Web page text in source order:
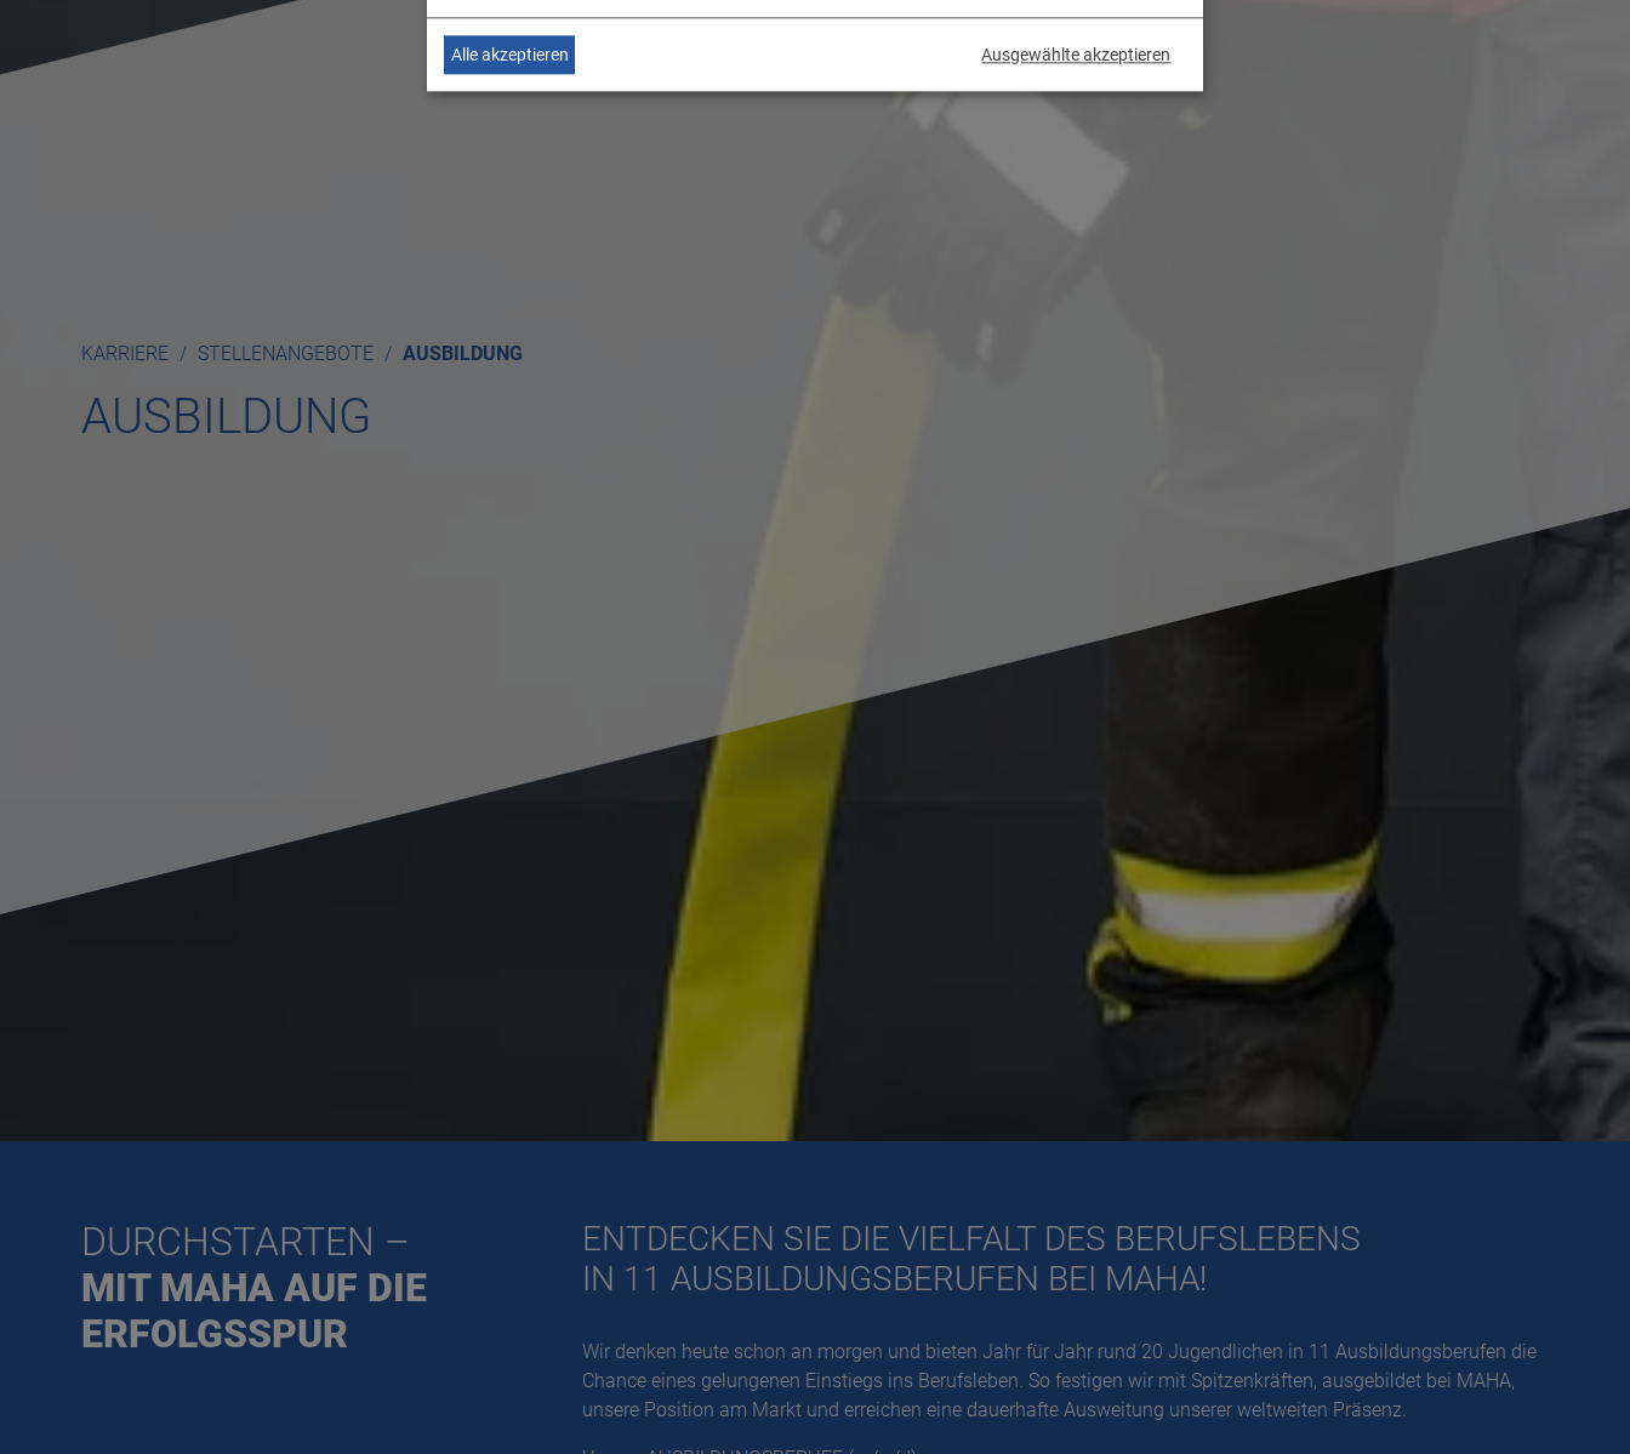
KARRIERE STELLENANGEBOTE AUSBILDUNG
AUSBILDUNG
DURCHSTARTEN –
MIT MAHA AUF DIE
ERFOLGSSPUR
ENTDECKEN SIE DIE VIELFALT DES BERUFSLEBENS
IN 11 AUSBILDUNGSBERUFEN BEI MAHA!
Wir denken heute schon an morgen und bieten Jahr für Jahr rund 20 Jugendlichen in 11 Ausbildungsberufen die
Chance eines gelungenen Einstiegs ins Berufsleben. So festigen wir mit Spitzenkräften, ausgebildet bei MAHA,
unsere Position am Markt und erreichen eine dauerhafte Ausweitung unserer weltweiten Präsenz.
Ausgewählte akzeptieren
Alle akzeptieren